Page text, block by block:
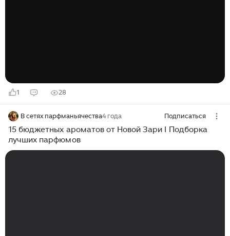
1 28
В сетях парфманьячества4 года Подписаться
15 бюджетных ароматов от Новой Зари I Подборка
лучших парфюмов